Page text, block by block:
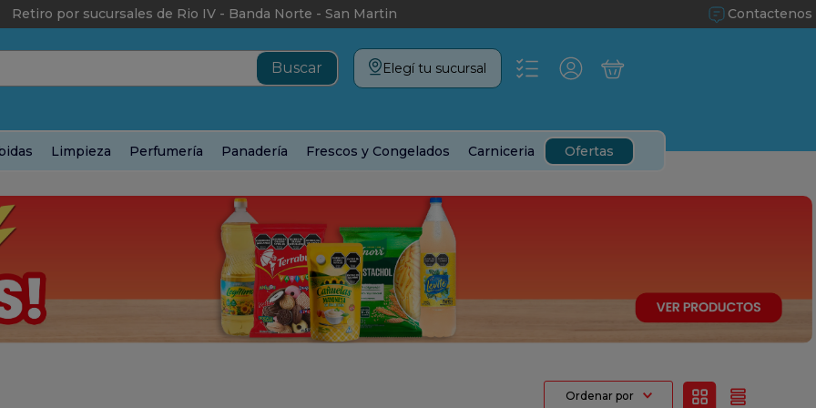
Retiro por sucursales de Rio IV - Banda Norte - San Martin Contactenos
Elegí tu sucursal
Limpieza Perfumería Panadería Frescos y Congelados Carniceria Ofertas
Ordenar por